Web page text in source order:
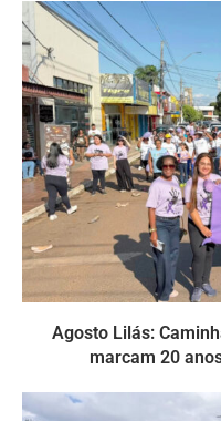
Agosto Lilás:
marcam 20